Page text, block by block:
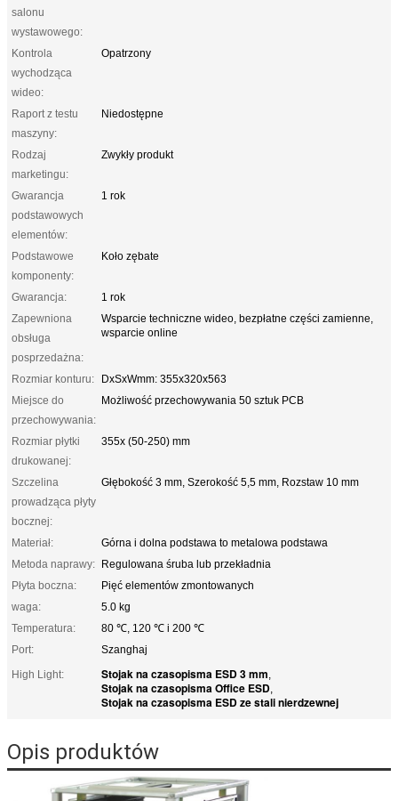
salonu
wystawowego:
Kontrola
wychodząca
wideo:
Opatrzony
Raport z testu
maszyny:
Niedostępne
Rodzaj
marketingu:
Zwykły produkt
Gwarancja
podstawowych
elementów:
1 rok
Podstawowe
komponenty:
Koło zębate
Gwarancja:
1 rok
Zapewniona
obsługa
posprzedażna:
Wsparcie techniczne wideo, bezpłatne części zamienne,
wsparcie online
Rozmiar konturu:
DxSxWmm: 355x320x563
Miejsce do
przechowywania:
Możliwość przechowywania 50 sztuk PCB
Rozmiar płytki
drukowanej:
355x (50-250) mm
Szczelina
prowadząca płyty
bocznej:
Głębokość 3 mm, Szerokość 5,5 mm, Rozstaw 10 mm
Materiał:
Górna i dolna podstawa to metalowa podstawa
Metoda naprawy: Regulowana śruba lub przekładnia
Płyta boczna:
Pięć elementów zmontowanych
waga:
5.0 kg
Temperatura:
80 ℃, 120 ℃ i 200 ℃
Port:
Szanghaj
High Light:
Stojak na czasopisma ESD 3 mm,
Stojak na czasopisma Office ESD,
Stojak na czasopisma ESD ze stali nierdzewnej
Opis produktów